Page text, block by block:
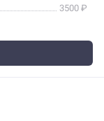
3500 ₽